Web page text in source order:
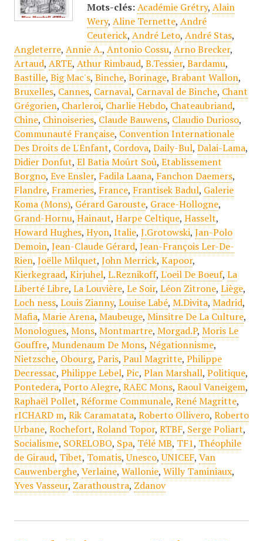
Mots-clés: Académie Grétry, Alain
Wery, Aline Ternette, André
Ceuterick, André Leto, André Stas,
Angleterre, Annie A., Antonio Cossu, Arno Brecker,
Artaud, ARTE, Athur Rimbaud, B.Tessier, Bardamu,
Bastille, Big Mac's, Binche, Borinage, Brabant Wallon,
Bruxelles, Cannes, Carnaval, Carnaval de Binche, Chant
Grégorien, Charleroi, Charlie Hebdo, Chateaubriand,
Chine, Chinoiseries, Claude Bauwens, Claudio Durioso,
Communauté Française, Convention Internationale
Des Droits de L'Enfant, Cordova, Daily-Bul, Dalai-Lama,
Didier Donfut, El Batia Moûrt Soû, Etablissement
Borgno, Eve Ensler, Fadila Laana, Fanchon Daemers,
Flandre, Frameries, France, Frantisek Badul, Galerie
Koma (Mons), Gérard Garouste, Grace-Hollogne,
Grand-Hornu, Hainaut, Harpe Celtique, Hasselt,
Howard Hughes, Hyon, Italie, J.Grotowski, Jan-Polo
Demoin, Jean-Claude Gérard, Jean-François Ler-De-
Rien, Joëlle Milquet, John Merrick, Kapoor,
Kierkegraad, Kirjuhel, L.Reznikoff, L'oeil De Boeuf, La
Liberté Libre, La Louvière, Le Soir, Léon Zitrone, Liège,
Loch ness, Louis Zianny, Louise Labé, M.Divita, Madrid,
Mafia, Marie Arena, Maubeuge, Minsitre De La Culture,
Monologues, Mons, Montmartre, Morgad.P, Moris Le
Gouffre, Mundenaum De Mons, Négationnisme,
Nietzsche, Obourg, Paris, Paul Magritte, Philippe
Decressac, Philippe Lebel, Pic, Plan Marshall, Politique,
Pontedera, Porto Alegre, RAEC Mons, Raoul Vaneigem,
Raphaël Pollet, Réforme Communale, René Magritte,
rICHARD m, Rik Caramatata, Roberto Ollivero, Roberto
Urbane, Rochefort, Roland Topor, RTBF, Serge Poliart,
Socialisme, SORELOBO, Spa, Télé MB, TF1, Théophile
de Giraud, Tibet, Tomatis,Unesco,UNICEF, Van
Cauwenberghe, Verlaine, Wallonie, Willy Taminiaux,
Yves Vasseur, Zarathoustra, Zdanov